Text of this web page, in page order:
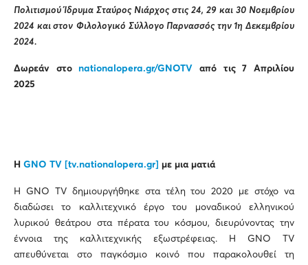
Πολιτισμού Ίδρυμα Σταύρος Νιάρχος στις 24, 29 και 30 Νοεμβρίου
2024 και στον Φιλολογικό Σύλλογο Παρνασσός την 1η Δεκεμβρίου
2024.
Δωρεάν στο nationalopera.gr/GNOTV
από τις 7 Απριλίου
2025
H GNO TV [tv.nationalopera.gr] με μια ματιά
Η GNO TV δημιουργήθηκε στα τέλη του 2020 με στόχο να
διαδώσει το καλλιτεχνικό έργο του μοναδικού ελληνικού
λυρικού θεάτρου στα πέρατα του κόσμου, διευρύνοντας την
έννοια της καλλιτεχνικής εξωστρέφειας. Η GNO TV
απευθύνεται στο παγκόσμιο κοινό που παρακολουθεί τη